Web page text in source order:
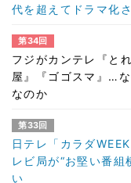
代を超えてドラマ化
第34回
フジがカンテレ『と
屋』『ゴゴスマ』…
なのか
第33回
日テレ「カラダ
レビ局が“お堅い番組
い